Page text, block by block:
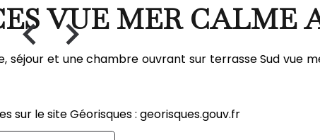
VUE MER CALME
séjour et une chambre ouvrant sur terrasse Sud vue
sur le site Géorisques : georisques.gouv.fr